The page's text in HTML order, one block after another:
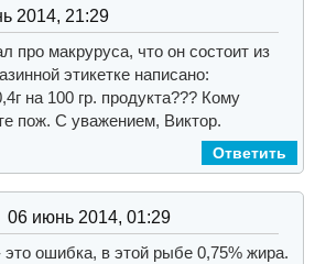
2014, 21:29
про макруруса, что он состоит из
этикетке написано:
на 100 гр. продукта??? Кому
пож. С уважением, Виктор.
Ответить
июнь 2014, 01:29
это ошибка, в этой рыбе 0,75% жира.